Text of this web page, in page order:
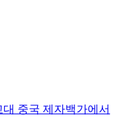
중국 제자백가에서